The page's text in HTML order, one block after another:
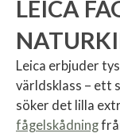
LEICA
Leica erbjuder
världsklass – ett
söker det lilla
fågelskådning